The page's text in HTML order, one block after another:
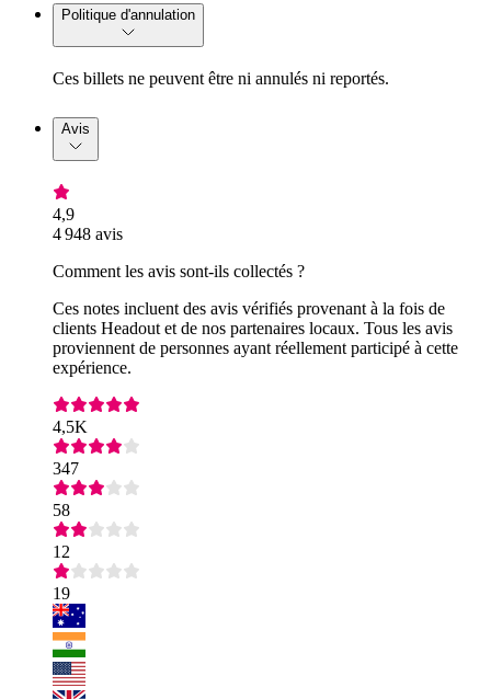
Politique d'annulation
Ces billets ne peuvent être ni annulés ni reportés.
Avis
4,9
4 948 avis
Comment les avis sont-ils collectés ?
Ces notes incluent des avis vérifiés provenant à la fois de
clients Headout et de nos partenaires locaux. Tous les avis
proviennent de personnes ayant réellement participé à cette
expérience.
4,5K
347
58
12
19